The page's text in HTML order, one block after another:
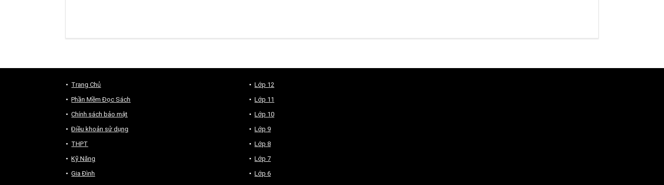
Trang Chủ
Phần Mềm Đọc Sách
Chính sách bảo mật
Điều khoản sử dụng
THPT
Kỹ Năng
Gia Đình
Lớp 12
Lớp 11
Lớp 10
Lớp 9
Lớp 8
Lớp 7
Lớp 6